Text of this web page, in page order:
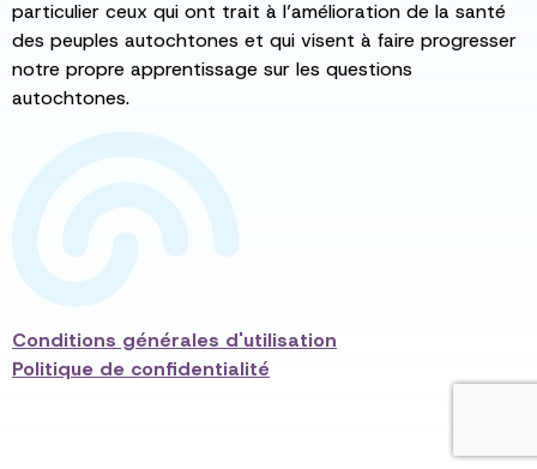
particulier ceux qui ont trait à l’amélioration de la santé
des peuples autochtones et qui visent à faire progresser
notre propre apprentissage sur les questions
autochtones.
Conditions générales d'utilisation
Politique de confidentialité